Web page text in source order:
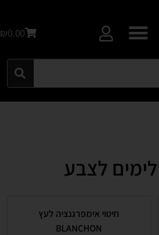
₪0.00
לצבע
חיטוי אימפרגנציה לעץ
BLANCHON